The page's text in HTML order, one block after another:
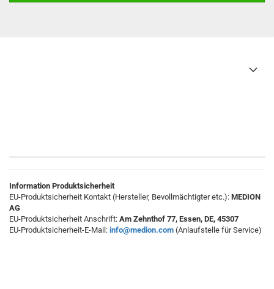
Information Produktsicherheit
EU-Produktsicherheit Kontakt (Hersteller, Bevollmächtigter etc.): MEDION
AG
EU-Produktsicherheit Anschrift: Am Zehnthof 77, Essen, DE, 45307
EU-Produktsicherheit-E-Mail: info@medion.com (Anlaufstelle für Service)